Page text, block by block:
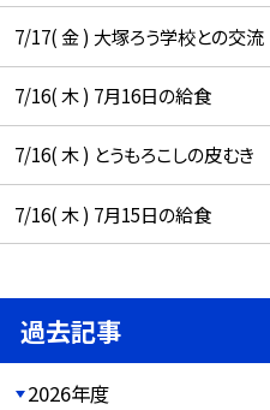
7/17( 金 ) 大塚ろう学校との交流
7/16( 木 ) 7月16日の給食
7/16( 木 ) とうもろこしの皮むき
7/16( 木 ) 7月15日の給食
過去記事
2026年度